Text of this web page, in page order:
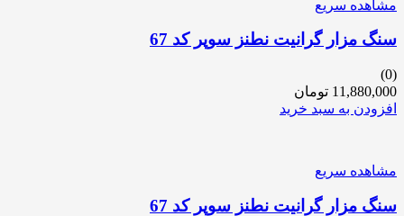
مشاهده سریع
سنگ مزار گرانیت نطنز سوپر کد 67
(0)
11,880,000 تومان
افزودن به سبد خرید
مشاهده سریع
سنگ مزار گرانیت نطنز سوپر کد 67